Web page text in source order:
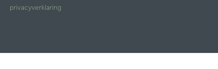
privacyverklaring